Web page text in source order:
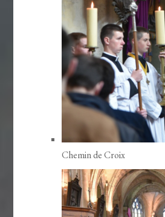
Chemin de Croix